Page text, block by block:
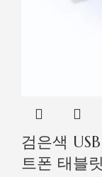
검은색
트폰 태블